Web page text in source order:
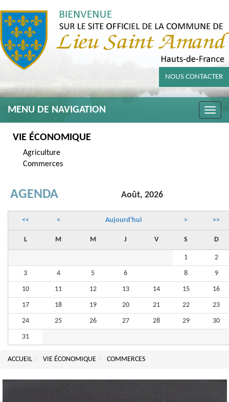
NOUS CONTACTER
Toggle
MENU DE NAVIGATION
VIE ÉCONOMIQUE
Agriculture
Commerces
AGENDA Août, 2026
<< < Aujourd'hui > >>
L M M J V S D
1 2
3 4 5 6 8 9
10 11 12 13 14 15 16
17 18 19 20 21 22 23
24 25 26 27 28 29 30
31
ACCUEIL VIE ÉCONOMIQUE COMMERCES